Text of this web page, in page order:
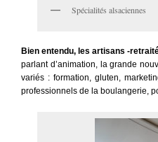
Spécialités alsaciennes
Bien entendu, les artisans -
parlant d’animation, la grande
variés : formation, gluten,
professionnels de la boulangerie,